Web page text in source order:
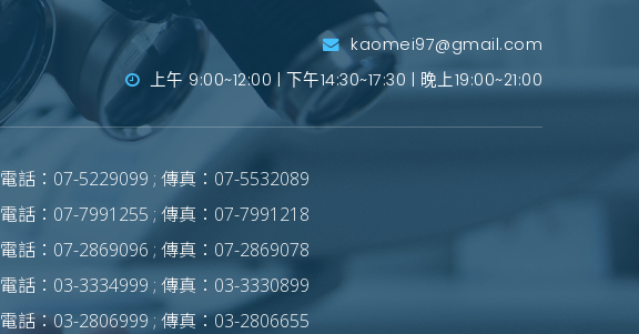
kaomei97@gmail.com
上午 9:00~12:00 | 下午14:30~17:30 | 晚上19:00~21:00
電話：07-5229099 ; 傳真：07-5532089
電話：07-7991255 ; 傳真：07-7991218
電話：07-2869096 ; 傳真：07-2869078
電話：03-3334999 ; 傳真：03-3330899
電話：03-2806999 ; 傳真：03-2806655